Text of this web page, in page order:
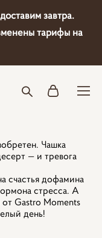
завтра.
тарифы на
Чашка
— и тревога
счастья дофамина
стресса. А
Gastro Moments
день!